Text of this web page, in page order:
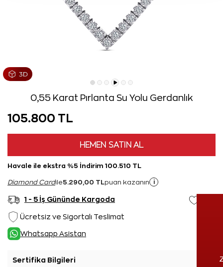
0,55 Karat Pırlanta Su Yolu Gerdanlık
105.800 TL
HEMEN SATIN AL
Havale ile ekstra %5 İndirim 100.510 TL
Diamond Cardile5.290,00 TL puan kazanın i
1 - 5 İş Gününde Kargoda
Ücretsiz ve Sigortalı Teslimat
Whatsapp Asistan
Sertifika Bilgileri